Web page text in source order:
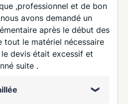
,professionnel et de bon
avons demandé un
après le début des
tout le matériel nécessaire
devis était excessif et
suite .